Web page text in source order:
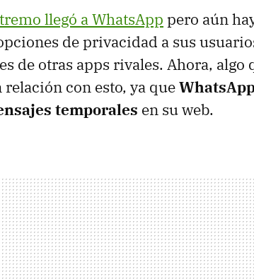
llegó a WhatsApp pero aún
de privacidad a sus
de otras apps rivales. Ahora, algo
con esto, ya que
temporales en su web.